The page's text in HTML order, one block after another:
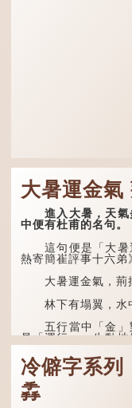
大暑運金氣
進入大暑，天氣
中便有杜甫的名句。
這句便是「大暑
熱寄簡崔評事十六弟
大暑運金氣，荊
林下有塌翼，水
五行當中「金」對
是「運行」，生動
運金氣」以誇張手
「荊揚」指...
冷僻字系列
掱